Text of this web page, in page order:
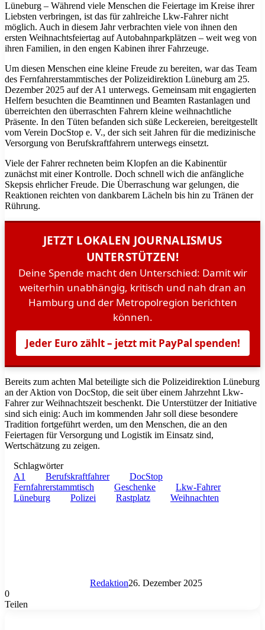
Lüneburg – Während viele Menschen die Feiertage im Kreise ihrer
Liebsten verbringen, ist das für zahlreiche Lkw-Fahrer nicht
möglich. Auch in diesem Jahr verbrachten viele von ihnen den
ersten Weihnachtsfeiertag auf Autobahnparkplätzen – weit weg von
ihren Familien, in den engen Kabinen ihrer Fahrzeuge.
Um diesen Menschen eine kleine Freude zu bereiten, war das Team
des Fernfahrerstammtisches der Polizeidirektion Lüneburg am 25.
Dezember 2025 auf der A1 unterwegs. Gemeinsam mit engagierten
Helfern besuchten die Beamtinnen und Beamten Rastanlagen und
überreichten den überraschten Fahrern kleine weihnachtliche
Präsente. In den Tüten befanden sich süße Leckereien, bereitgestellt
vom Verein DocStop e. V., der sich seit Jahren für die medizinische
Versorgung von Berufskraftfahrern unterwegs einsetzt.
Viele der Fahrer rechneten beim Klopfen an die Kabinentür
zunächst mit einer Kontrolle. Doch schnell wich die anfängliche
Skepsis ehrlicher Freude. Die Überraschung war gelungen, die
Reaktionen reichten von dankbarem Lächeln bis hin zu Tränen der
Rührung.
JETZT LOKALEN JOURNALISMUS
UNTERSTÜTZEN!
Deine Spende macht den Unterschied: Damit wir
weiterhin unabhängig, kritisch und nah dran an
Hamburg und der Metropolregion berichten
können.
Jeder Euro zählt – jetzt mit PayPal spenden!
Bereits zum achten Mal beteiligte sich die Polizeidirektion Lüneburg
an der Aktion von DocStop, die seit über einem Jahrzehnt Lkw-
Fahrer zur Weihnachtszeit beschenkt. Die Unterstützer der Initiative
sind sich einig: Auch im kommenden Jahr soll diese besondere
Tradition fortgeführt werden, um den Menschen, die an den
Feiertagen für Versorgung und Logistik im Einsatz sind,
Wertschätzung zu zeigen.
Schlagwörter
A1
Berufskraftfahrer
DocStop
Fernfahrerstammtisch
Geschenke
Lkw-Fahrer
Lüneburg
Polizei Rastplatz Weihnachten
Redaktion26. Dezember 2025
0
Teilen